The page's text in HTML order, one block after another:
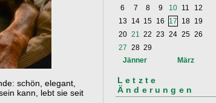
schön, elegant,
kann, lebt sie seit
6
7 8 9 10 11
12
13
14 15 16 17 18
19
20 21 22 23 24 25 26
27 28 29
Jänner
März
Letzte
Änderungen